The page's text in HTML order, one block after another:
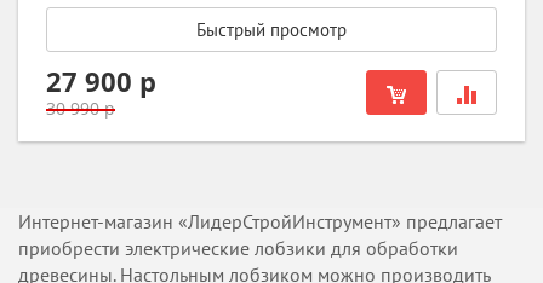
Быстрый просмотр
27 900 р
30 990 р
Интернет-магазин «ЛидерСтройИнструмент» предлагает
приобрести электрические лобзики для обработки
древесины. Настольным лобзиком можно производить